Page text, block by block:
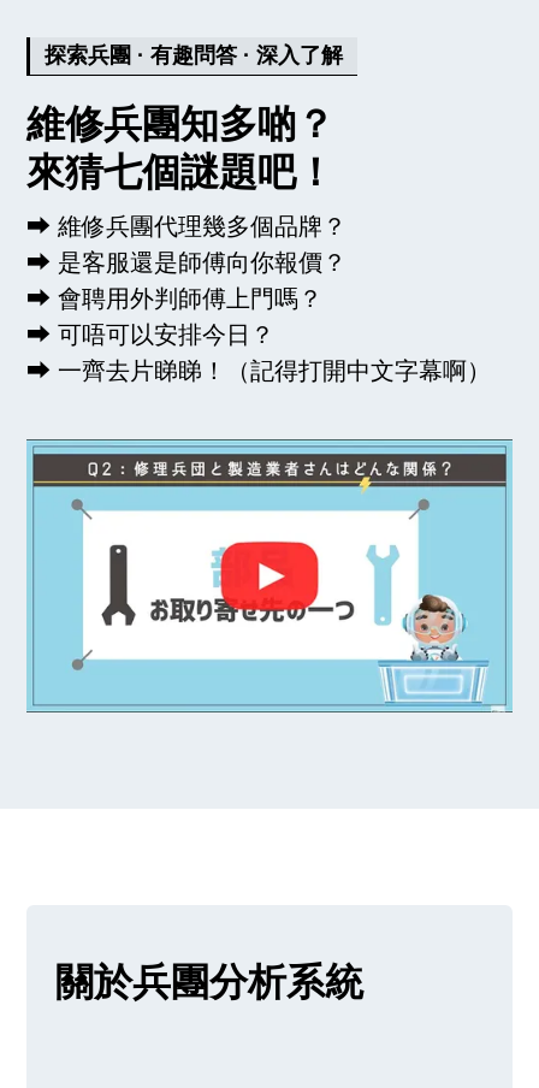
探索兵團 · 有趣問答 · 深入了解
維修兵團知多啲？
來猜七個謎題吧！
⮕ 維修兵團代理幾多個品牌？
⮕ 是客服還是師傅向你報價？
⮕ 會聘用外判師傅上門嗎？
⮕ 可唔可以安排今日？
⮕ 一齊去片睇睇！（記得打開中文字幕啊）
關於兵團分析系統